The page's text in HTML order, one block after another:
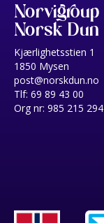
Norvigroup
Norsk Dun
Kjærlighetsstien 1
1850 Mysen
post@norskdun.no
Tlf: 69 89 43 00
Org nr: 985 215 294